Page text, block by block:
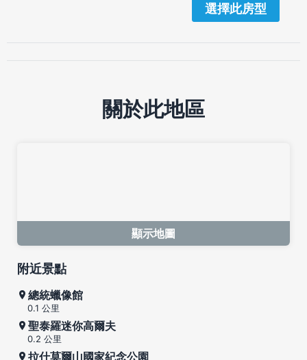
選擇此房型
關於此地區
顯示地圖
附近景點
總統蠟像館
0.1 公里
聖泰羅迷你高爾夫
0.2 公里
拉什莫爾山國家紀念公園